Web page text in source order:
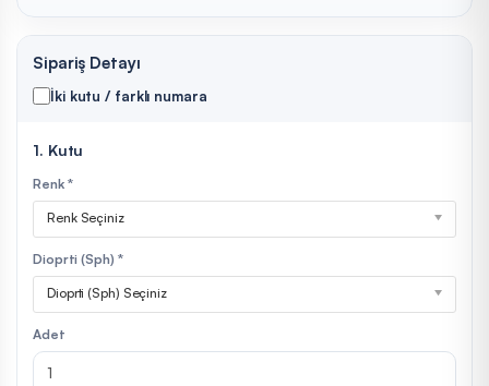
Sipariş Detayı
İki kutu / farklı numara
1. Kutu
Renk *
Renk Seçiniz
Dioprti (Sph) *
Dioprti (Sph) Seçiniz
Adet